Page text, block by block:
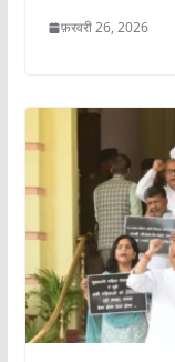
फ़रवरी 26, 2026